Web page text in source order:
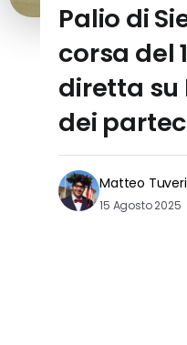
Palio di
corsa del
diretta su
dei
Matteo Tuveri
15 Agosto 2025